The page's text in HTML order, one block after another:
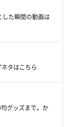
た瞬間の動画は
タはこちら
グッズまで。か